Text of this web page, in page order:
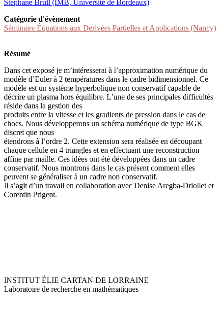
Stéphane Brull (IMB, Université de Bordeaux)
Catégorie d'évènement
Séminaire Équations aux Derivées Partielles et Applications (Nancy)
Résumé
Dans cet exposé je m’intéresserai à l’approximation numérique du
modèle d’Euler à 2 températures dans le cadre bidimensionnel. Ce
modèle est un système hyperbolique non conservatif capable de
décrire un plasma hors équilibre. L’une de ses principales difficultés
réside dans la gestion des
produits entre la vitesse et les gradients de pression dans le cas de
chocs. Nous développerons un schéma numérique de type BGK
discret que nous
étendrons à l’ordre 2. Cette extension sera réalisée en découpant
chaque cellule en 4 triangles et en effectuant une reconstruction
affine par maille. Ces idées ont été développées dans un cadre
conservatif. Nous montrons dans le cas présent comment elles
peuvent se généraliser à un cadre non conservatif.
Il s’agit d’un travail en collaboration avec Denise Aregba-Driollet et
Corentin Prigent.
INSTITUT ÉLIE CARTAN DE LORRAINE
Laboratoire de recherche en mathématiques